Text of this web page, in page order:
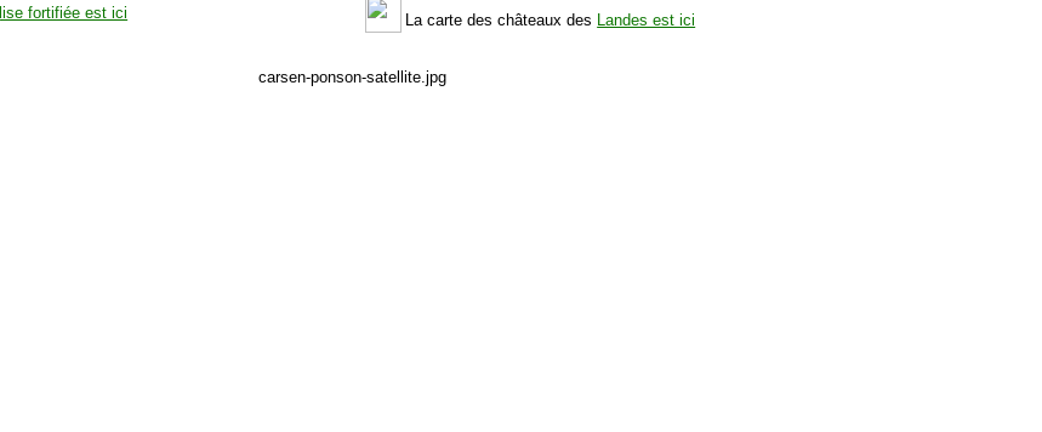
fortifiée est ici La carte des châteaux des Landes est ici